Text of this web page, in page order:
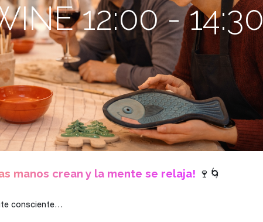
12:00 -
manos crean y la mente se relaja! 🍷🌀
consciente…